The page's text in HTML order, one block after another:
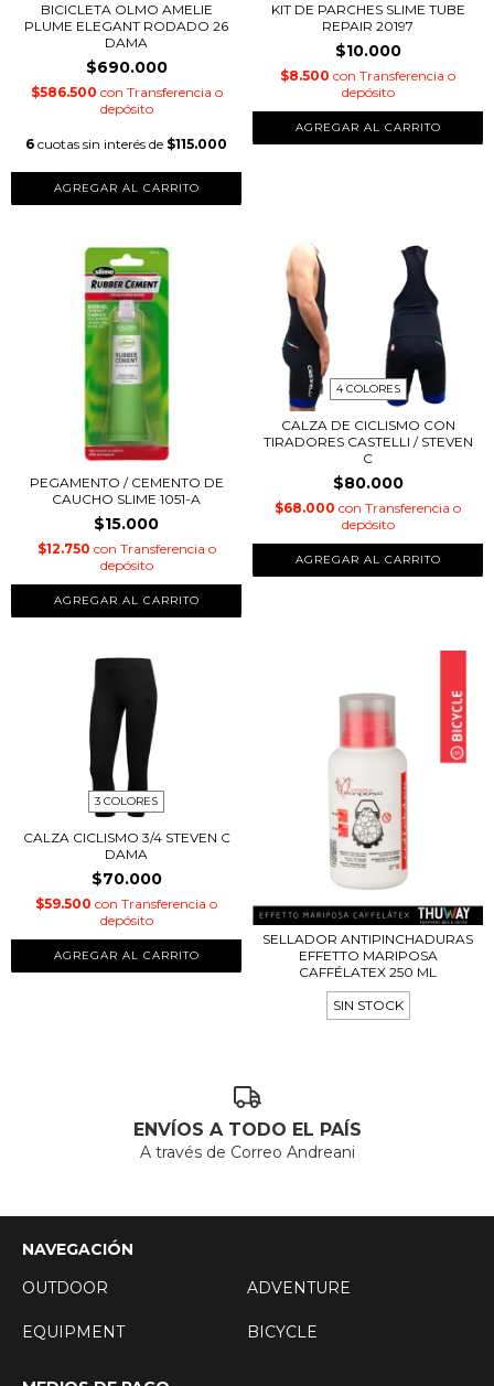
BICICLETA OLMO AMELIE
PLUME ELEGANT RODADO 26
DAMA
$690.000
$586.500 con Transferencia o
depósito
6 cuotas sin interés de $115.000
AGREGAR AL CARRITO
KIT DE PARCHES SLIME TUBE
REPAIR 20197
$10.000
$8.500 con Transferencia o
depósito
PEGAMENTO / CEMENTO DE
CAUCHO SLIME 1051-A
$15.000
$12.750 con Transferencia o
depósito
4 COLORES
CALZA DE CICLISMO CON
TIRADORES CASTELLI / STEVEN
C
$80.000
$68.000 con Transferencia o
depósito
AGREGAR AL CARRITO
3 COLORES
CALZA CICLISMO 3/4 STEVEN C
DAMA
$70.000
$59.500 con Transferencia o
depósito
AGREGAR AL CARRITO
SELLADOR ANTIPINCHADURAS
EFFETTO MARIPOSA
CAFFÉLATEX 250 ML
SIN STOCK
ENVÍOS A TODO EL PAÍS
A través de Correo Andreani
NAVEGACIÓN
OUTDOOR
ADVENTURE
EQUIPMENT BICYCLE